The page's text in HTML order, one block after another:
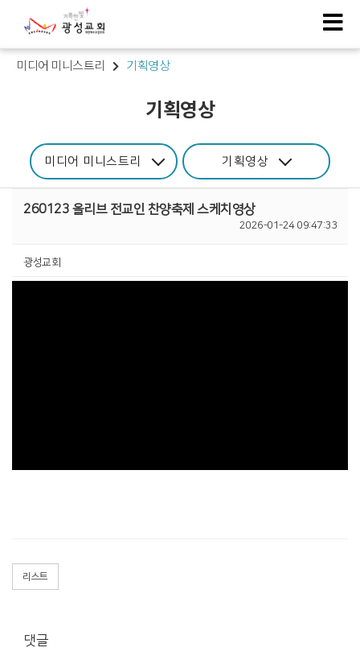
미디어 미니스트리 기획영상
기획영상
미디어 미니스트리 기획영상
260123 올리브 전교인 찬양축제 스케치영상
2026-01-24 09:47:33
광성교회
리스트
댓글